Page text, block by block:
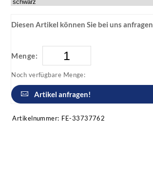
Diesen Artikel können Sie bei uns anfragen
Menge:
Noch verfügbare Menge:
Artikel anfragen!
Artikelnummer: FE-33737762